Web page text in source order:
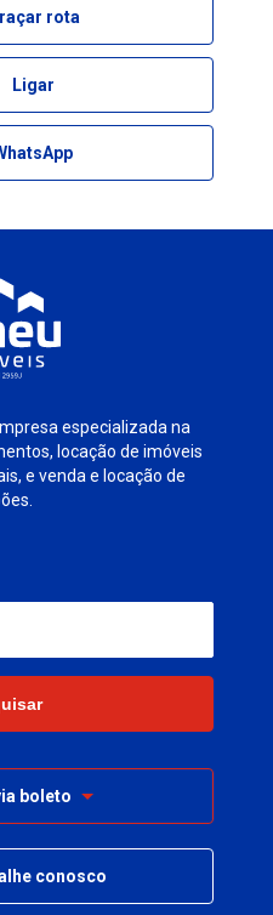
rota
Ligar
especializada na
locação de imóveis
e venda e locação de
boleto
conosco